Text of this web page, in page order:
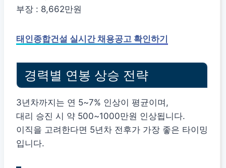
부장 : 8,662만원
태인종합건설 실시간 채용공고 확인하기
경력별 연봉 상승 전략
3년차까지는 연 5~7% 인상이 평균이며,
대리 승진 시 약 500~1000만원 인상됩니다.
이직을 고려한다면 5년차 전후가 가장 좋은 타이밍
입니다.